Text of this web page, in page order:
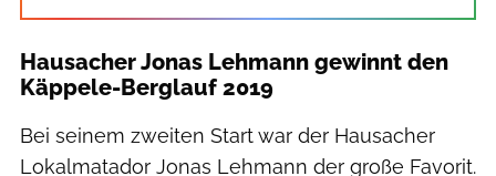
Hausacher Jonas Lehmann gewinnt den
Käppele-Berglauf 2019
Bei seinem zweiten Start war der Hausacher
Lokalmatador Jonas Lehmann der große Favorit.